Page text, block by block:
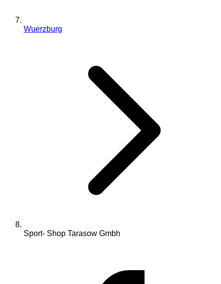
Wuerzburg
Sport- Shop Tarasow Gmbh